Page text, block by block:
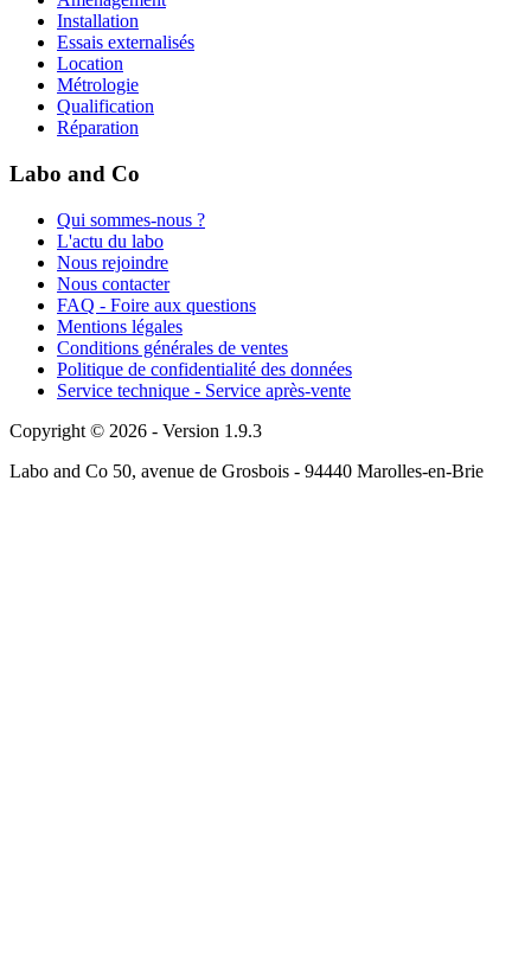
Installation
Essais externalisés
Location
Métrologie
Qualification
Réparation
Labo and Co
Qui sommes-nous ?
L'actu du labo
Nous rejoindre
Nous contacter
FAQ - Foire aux questions
Mentions légales
Conditions générales de ventes
Politique de confidentialité des données
Service technique - Service après-vente
Copyright © 2026 - Version 1.9.3
Labo and Co 50, avenue de Grosbois - 94440 Marolles-en-Brie